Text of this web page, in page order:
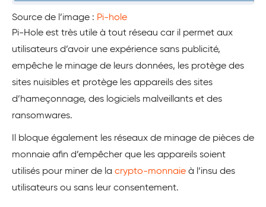
Source de l’image : Pi-hole
Pi-Hole est très utile à tout réseau car il permet aux
utilisateurs d’avoir une expérience sans publicité,
empêche le minage de leurs données, les protège des
sites nuisibles et protège les appareils des sites
d’hameçonnage, des logiciels malveillants et des
ransomwares.
Il bloque également les réseaux de minage de pièces de
monnaie afin d’empêcher que les appareils soient
utilisés pour miner de la crypto-monnaie à l’insu des
utilisateurs ou sans leur consentement.